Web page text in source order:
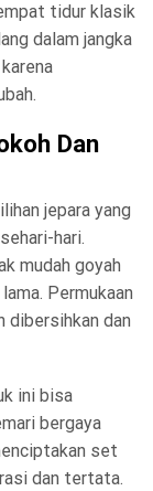
tidur klasik
dalam jangka
Dan
jepara yang
hari.
mudah goyah
Permukaan
dibersihkan dan
ini bisa
bergaya
set
dan tertata.